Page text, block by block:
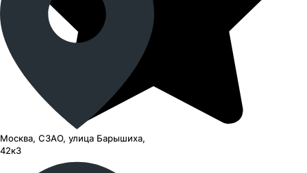
Москва, СЗАО, улица Барышиха,
42к3